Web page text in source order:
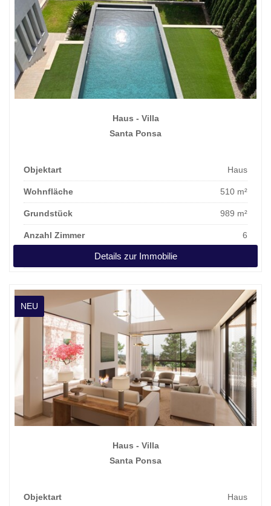
Haus - Villa
Santa Ponsa
Objektart Haus
Wohnfläche 510 m²
Grundstück 989 m²
Anzahl Zimmer 6
Details zur Immobilie
NEU
Haus - Villa
Santa Ponsa
Objektart Haus